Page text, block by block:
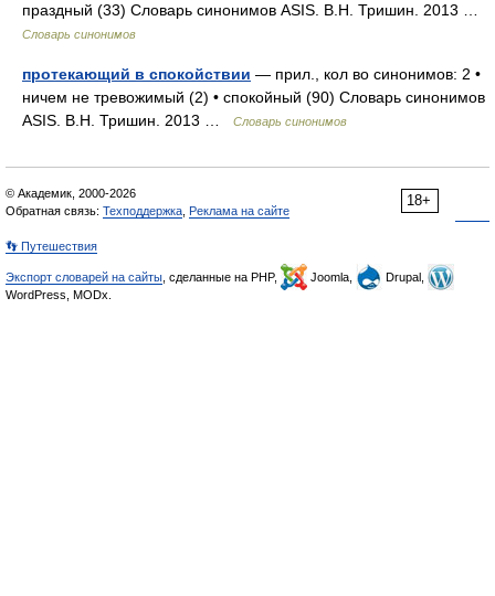
праздный (33) Словарь синонимов ASIS. В.Н. Тришин. 2013 …
Словарь синонимов
протекающий в спокойствии — прил., кол во синонимов: 2 •
ничем не тревожимый (2) • спокойный (90) Словарь синонимов
ASIS. В.Н. Тришин. 2013 …
Словарь синонимов
18+
© Академик, 2000-2026
Обратная связь: Техподдержка Реклама на сайте
👣 Путешествия
Экспорт словарей на сайты , сделанные на PHP, Joomla,
Drupal,
WordPress, MODx.